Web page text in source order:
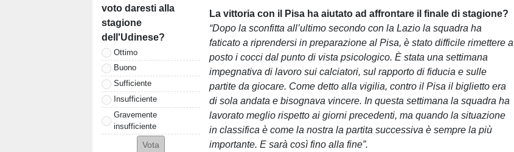
voto daresti alla
stagione
dell'Udinese?
Ottimo
Buono
Sufficiente
Insufficiente
Gravemente
insufficiente
La vittoria con il Pisa ha aiutato ad affrontare il finale di stagione?
“Dopo la sconfitta all’ultimo secondo con la Lazio la squadra ha
faticato a riprendersi in preparazione al Pisa, è stato difficile rimettere a
posto i cocci dal punto di vista psicologico. È stata una settimana
impegnativa di lavoro sui calciatori, sul rapporto di fiducia e sulle
partite da giocare. Come detto alla vigilia, contro il Pisa il biglietto era
di sola andata e bisognava vincere. In questa settimana la squadra ha
lavorato meglio rispetto ai giorni precedenti, ma quando la situazione
in classifica è come la nostra la partita successiva è sempre la più
importante. E sarà così fino alla fine”.